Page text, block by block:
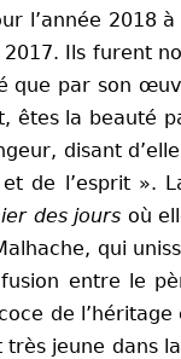
l’année 2018
Ils furent
que par son
la beauté
disant
et de l’esprit
des jours où
qui
entre le
de
très jeune dans